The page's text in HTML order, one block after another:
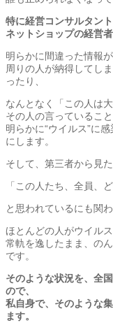
特に経営コンサルタン
ネットショップの経営
明らかに間違った情報が
周りの人が納得してし
ったり、
なんとなく「この人は
その人の言っているこ
明らかに“ウイルス”に
にします。
そして、第三者から見た
「この人たち、全員、
と思われているにも関わ
ほとんどの人がウイル
常軌を逸したまま、の
です。
そのような状況を、全
ので、
私自身で、そのような
ます。